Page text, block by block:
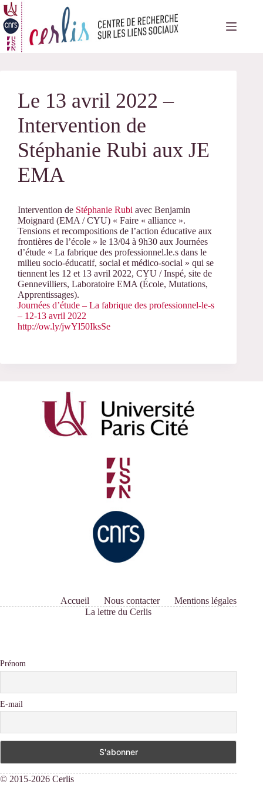
Passer
au
contenu
Le 13 avril 2022 –
Intervention de
Stéphanie Rubi aux JE
EMA
Intervention de Stéphanie Rubi avec Benjamin
Moignard (EMA / CYU) « Faire « alliance ».
Tensions et recompositions de l’action éducative aux
frontières de l’école » le 13/04 à 9h30 aux Journées
d’étude « La fabrique des professionnel.le.s dans le
milieu socio-éducatif, social et médico-social » qui se
tiennent les 12 et 13 avril 2022, CYU / Inspé, site de
Gennevilliers, Laboratoire EMA (École, Mutations,
Apprentissages).
Journées d’étude – La fabrique des professionnel-le-s
– 12-13 avril 2022
http://ow.ly/jwYl50IksSe
Accueil Nous contacter
Mentions légales
La lettre du Cerlis
Prénom
E-mail
© 2015-2026 Cerlis